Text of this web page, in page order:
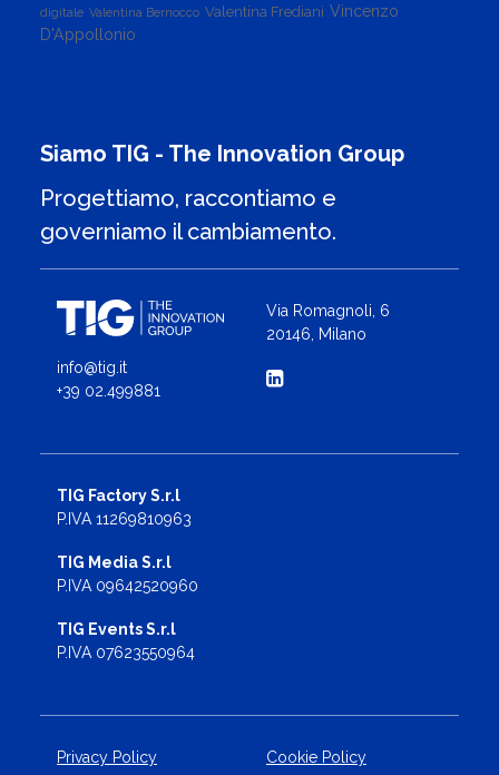
digitale Valentina Bernocco Valentina Frediani Vincenzo
D'Appollonio
Siamo TIG - The Innovation Group
Progettiamo, raccontiamo e
governiamo il cambiamento.
info@tig.it
+39 02.499881
Via Romagnoli, 6
20146, Milano
TIG Factory S.r.l
P.IVA 11269810963
TIG Media S.r.l
P.IVA 09642520960
TIG Events S.r.l
P.IVA 07623550964
Privacy Policy Cookie Policy